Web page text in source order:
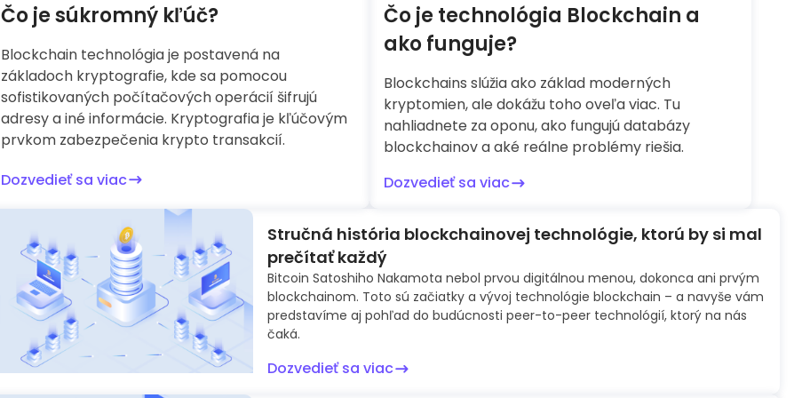
Čo je súkromný kľúč?
Blockchain technológia je postavená na
základoch kryptografie, kde sa pomocou
sofistikovaných počítačových operácií šifrujú
adresy a iné informácie. Kryptografia je kľúčovým
prvkom zabezpečenia krypto transakcií.
Dozvedieť sa viac
Čo je technológia Blockchain a
ako funguje?
Blockchains slúžia ako základ moderných
kryptomien, ale dokážu toho oveľa viac. Tu
nahliadnete za oponu, ako fungujú databázy
blockchainov a aké reálne problémy riešia.
Dozvedieť sa viac
Stručná história blockchainovej technológie, ktorú by si mal
prečítať každý
Bitcoin Satoshiho Nakamota nebol prvou digitálnou menou, dokonca ani prvým
blockchainom. Toto sú začiatky a vývoj technológie blockchain – a navyše vám
predstavíme aj pohľad do budúcnosti peer-to-peer technológií, ktorý na nás
čaká.
Dozvedieť sa viac